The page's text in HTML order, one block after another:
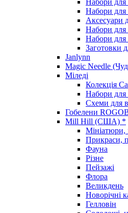
Набори
Аксесуари
Набори для
Набори для
Заготовки
Janlynn
Magic Needle
Міледі
Колекція
Набори для
Схеми для
Гобелени
Mill Hill (США) *
Мініатюри,
Прикраси,
Фауна
Різне
Пейзажі
Флора
Великдень
Новорічні
Гелловін